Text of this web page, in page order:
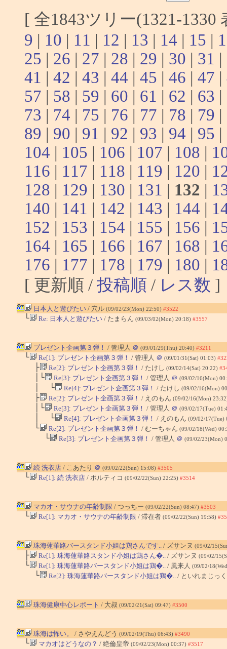
[ 全1843ツリー(1321-
9 | 10 | 11 | 12 | 13 | 14 | 15 |
25 | 26 | 27 | 28 | 29 | 30 | 31 |
41 | 42 | 43 | 44 | 45 | 46 | 47 |
57 | 58 | 59 | 60 | 61 | 62 | 63 |
73 | 74 | 75 | 76 | 77 | 78 | 79 |
89 | 90 | 91 | 92 | 93 | 94 | 95 |
104 | 105 | 106 | 107 | 108 |
116 | 117 | 118 | 119 | 120 |
128 | 129 | 130 | 131 | 132 |
140 | 141 | 142 | 143 | 144 |
152 | 153 | 154 | 155 | 156 |
164 | 165 | 166 | 167 | 168 |
176 | 177 | 178 | 179 | 180 |
[ 更新順 / 投稿順 / レス数 ]
日本人と遊びたい/ 穴ル (09/02/23(Mon) 22:50) #3522
└ Re: 日本人と遊びたい/ たまらん (09/03/02(Mon) 20:18) #3557
プレゼント企画第３弾！ / 管理人 ＠ (09/01/29(Thu) 20:40) #3211
└ Re[1]: プレゼント企画第３弾！ / 管理人 ＠ (09/01/31(Sat) 01:03)
├ Re[2]: プレゼント企画第３弾！ / たけし (09/02/14(Sat) 20:22)
│└ Re[3]: プレゼント企画第３弾！ / 管理人 ＠ (09/02/16(Mon)
│ └ Re[4]: プレゼント企画第３弾！ / たけし (09/02/16(Mon)
├ Re[2]: プレゼント企画第３弾！ / えのもん (09/02/16(Mon)
│└ Re[3]: プレゼント企画第３弾！ / 管理人 ＠ (09/02/17(Tue)
│ └ Re[4]: プレゼント企画第３弾！ / えのもん (09/02/17(Tue)
└ Re[2]: プレゼント企画第３弾！ / むーちゃん (09/02/18(Wed)
└ Re[3]: プレゼント企画第３弾！ / 管理人 ＠ (09/02/23(Mon)
続 洗衣店/ こあたり ＠ (09/02/22(Sun) 15:08) #3505
└ Re[1]: 続 洗衣店/ ポルティコ (09/02/22(Sun) 22:25) #3514
マカオ・サウナの年齢制限 / つっちー (09/02/22(Sun) 08:47) #3503
└ Re[1]: マカオ・サウナの年齢制限 / 滞在者 (09/02/22(Sun) 19:58)
珠海蓮華路バースタンド小姐は鶏さんです../ ズサンヌ (09/02/
├ Re[1]: 珠海蓮華路スタンド小姐は鶏さん�../ ズサンヌ (09/02/
└ Re[1]: 珠海蓮華路バースタンド小姐は鶏�../ 風来人 (09/02/
└ Re[2]: 珠海蓮華路バースタンド小姐は鶏�../ といれまじっ
珠海健康中心レポート / 大叔 (09/02/21(Sat) 09:47) #3500
珠海は怖い。 / さやえんどう (09/02/19(Thu) 06:43) #3490
└ マカオはどうなの？ / 絶倫皇帝 (09/02/23(Mon) 00:37) #3517